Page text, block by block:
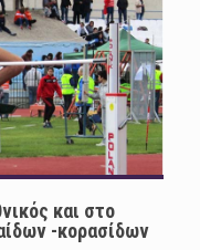
και στο
-κορασίδων